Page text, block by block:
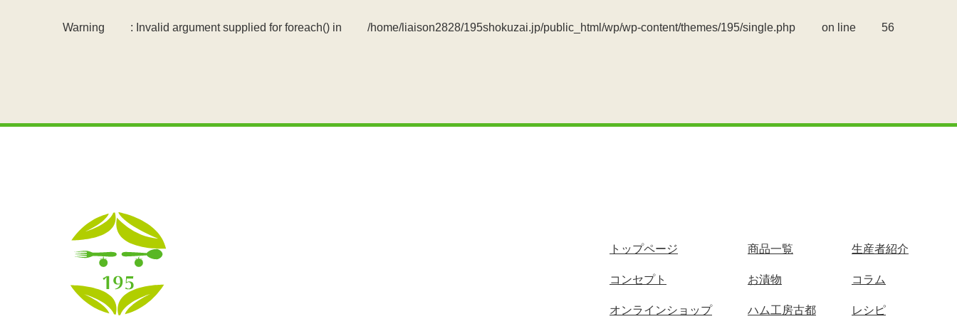
Warning : Invalid argument supplied for foreach() in /home/liaison2828/195shokuzai.jp/public_html/wp/wp-content/themes/195/single.php on line 56
トップページ
コンセプト
オンラインショップ
商品一覧
お漬物
ハム工房古都
生産者紹介
コラム
レシピ